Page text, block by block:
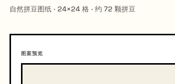
自然拼豆图纸 · 24×24 格 · 约 72 颗拼豆
图案预览